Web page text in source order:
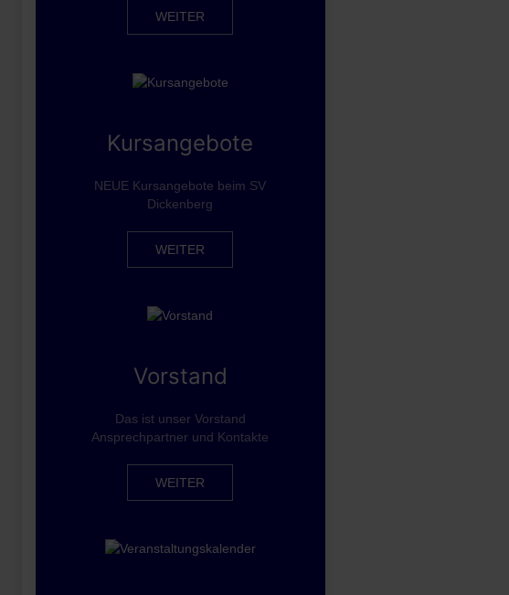
WEITER
Kursangebote
NEUE Kursangebote beim SV
Dickenberg
WEITER
Vorstand
Das ist unser Vorstand
Ansprechpartner und Kontakte
WEITER